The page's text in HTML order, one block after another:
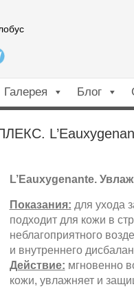
Галерея Блог
L’Eauxygenante.
Показания: для ухода
подходит для кожи в
неблагоприятного
и внутреннего
Действие: мгновенно
кожи, увлажняет и